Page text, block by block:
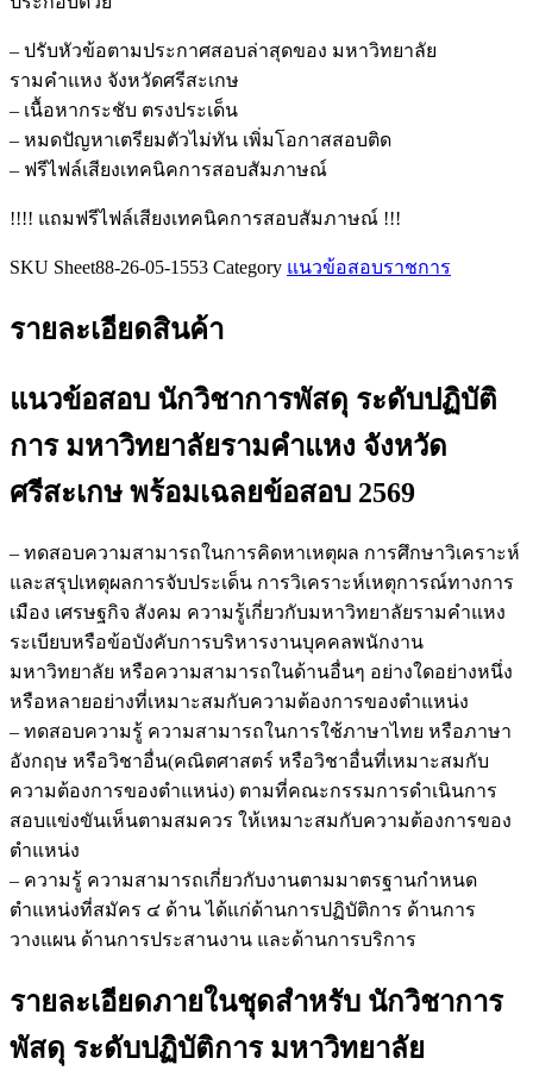
พัสดุ
ระดับ
ปฏิบัติ
การ
มหาวิทยาลัย
รามคำแหง
ศรีสะเกษ
– ปรับหัวข้อตามประกาศสอบล่าสุดของ มหาวิทยาลัย
รามคำแหง จังหวัดศรีสะเกษ
– เนื้อหากระชับ ตรงประเด็น
– หมดปัญหาเตรียมตัวไม่ทัน เพิ่มโอกาสสอบติด
– ฟรีไฟล์เสียงเทคนิคการสอบสัมภาษณ์
!!!! แถมฟรีไฟล์เสียงเทคนิคการสอบสัมภาษณ์ !!!
SKU Sheet88-26-05-1553 Category แนวข้อสอบราชการ
รายละเอียดสินค้า
แนวข้อสอบ นักวิชาการพัสดุ ระดับปฏิบัติ
การ มหาวิทยาลัยรามคำแหง จังหวัด
ศรีสะเกษ พร้อมเฉลยข้อสอบ 2569
– ทดสอบความสามารถในการคิดหาเหตุผล การศึกษาวิเคราะห์
และสรุปเหตุผลการจับประเด็น การวิเคราะห์เหตุการณ์ทางการ
เมือง เศรษฐกิจ สังคม ความรู้เกี่ยวกับมหาวิทยาลัยรามคำแหง
ระเบียบหรือข้อบังคับการบริหารงานบุคคลพนักงาน
มหาวิทยาลัย หรือความสามารถในด้านอื่นๆ อย่างใดอย่างหนึ่ง
หรือหลายอย่างที่เหมาะสมกับความต้องการของตำแหน่ง
– ทดสอบความรู้ ความสามารถในการใช้ภาษาไทย หรือภาษา
อังกฤษ หรือวิชาอื่น(คณิตศาสตร์ หรือวิชาอื่นที่เหมาะสมกับ
ความต้องการของตำแหน่ง) ตามที่คณะกรรมการดำเนินการ
สอบแข่งขันเห็นตามสมควร ให้เหมาะสมกับความต้องการของ
ตำแหน่ง
– ความรู้ ความสามารถเกี่ยวกับงานตามมาตรฐานกำหนด
ตำแหน่งที่สมัคร ๔ ด้าน ได้แก่ด้านการปฏิบัติการ ด้านการ
วางแผน ด้านการประสานงาน และด้านการบริการ
รายละเอียดภายในชุดสำหรับ นักวิชาการ
พัสดุ ระดับปฏิบัติการ มหาวิทยาลัย